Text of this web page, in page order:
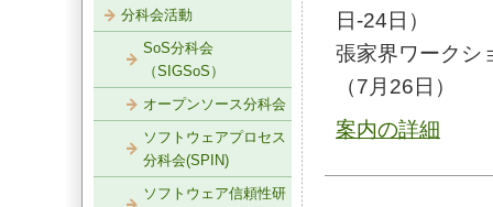
日-24日）
張家界ワークシ
（7月26日）
案内の詳細
分科会活動
SoS分科会
（SIGSoS）
オープンソース分科会
ソフトウェアプロセス
分科会(SPIN)
ソフトウェア信頼性研